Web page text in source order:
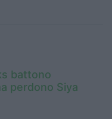
battono
perdono Siya